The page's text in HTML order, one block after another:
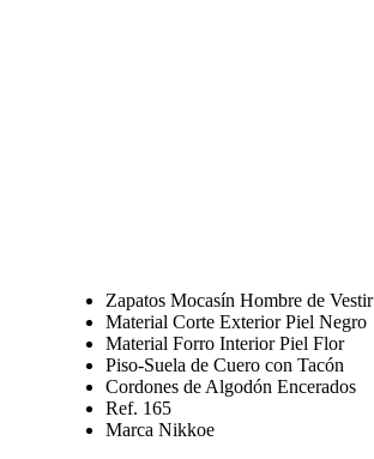
Zapatos Mocasín Hombre de Vestir
Material Corte Exterior Piel Negro
Material Forro Interior Piel Flor
Piso-Suela de Cuero con Tacón
Cordones de Algodón Encerados
Ref. 165
Marca Nikkoe